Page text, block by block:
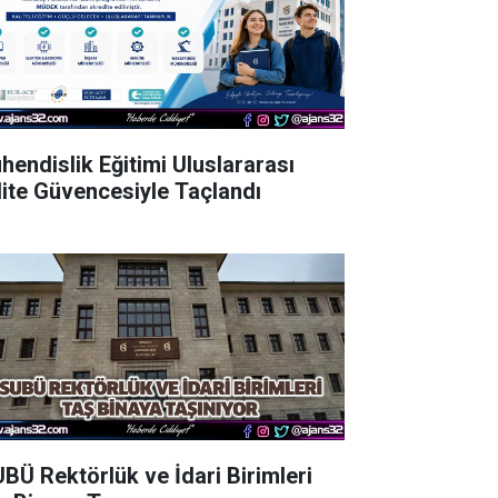
Eğitimi Uluslararası
Güvencesiyle Taçlandı
Rektörlük ve İdari Birimleri